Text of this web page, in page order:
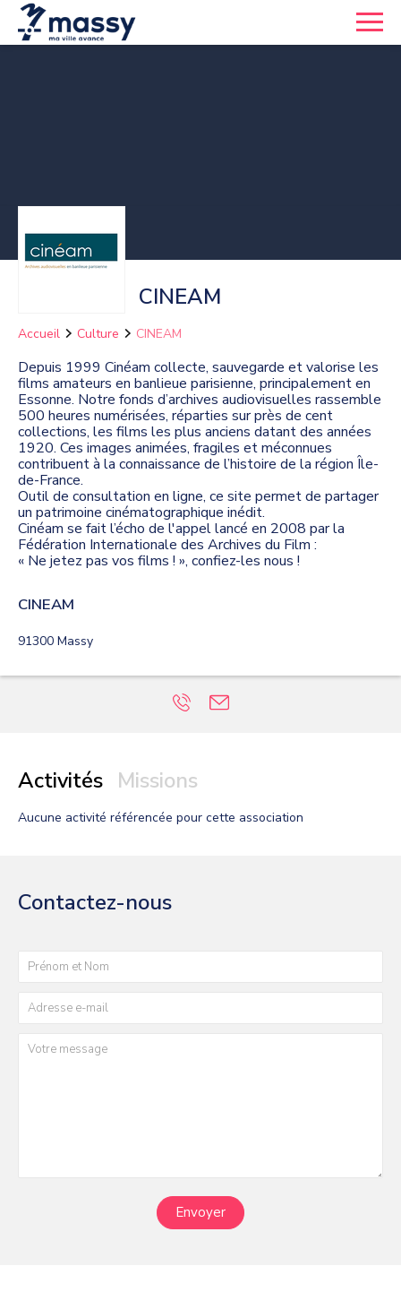
CINEAM
Accueil Culture CINEAM
Depuis 1999 Cinéam collecte, sauvegarde et valorise les
films amateurs en banlieue parisienne, principalement en
Essonne. Notre fonds d’archives audiovisuelles rassemble
500 heures numérisées, réparties sur près de cent
collections, les films les plus anciens datant des années
1920. Ces images animées, fragiles et méconnues
contribuent à la connaissance de l’histoire de la région Île-
de-France.
Outil de consultation en ligne, ce site permet de partager
un patrimoine cinématographique inédit.
Cinéam se fait l’écho de l'appel lancé en 2008 par la
Fédération Internationale des Archives du Film :
« Ne jetez pas vos films ! », confiez-les nous !
CINEAM
91300 Massy
Activités Missions
Aucune activité référencée pour cette association
Contactez-nous
Envoyer